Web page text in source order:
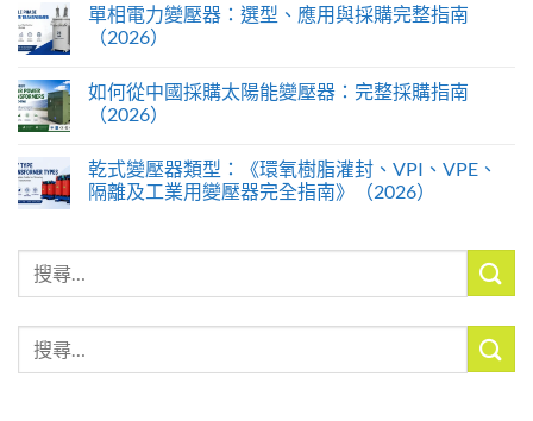
單相電力變壓器：選型、應用與採購完整指南
（2026）
如何從中國採購太陽能變壓器：完整採購指南
（2026）
乾式變壓器類型：《環氧樹脂灌封、VPI、VPE、
隔離及工業用變壓器完全指南》（2026）
字: